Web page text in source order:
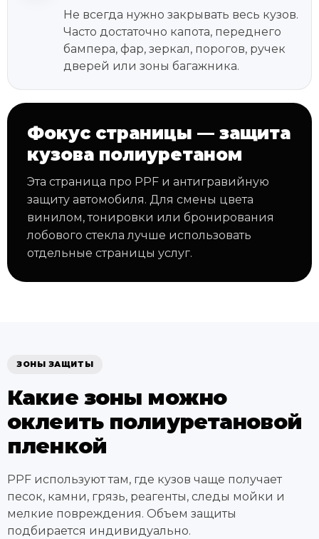
Не всегда нужно закрывать весь кузов.
Часто достаточно капота, переднего
бампера, фар, зеркал, порогов, ручек
дверей или зоны багажника.
Фокус страницы — защита
кузова полиуретаном
Эта страница про PPF и антигравийную
защиту автомобиля. Для смены цвета
винилом, тонировки или бронирования
лобового стекла лучше использовать
отдельные страницы услуг.
ЗОНЫ ЗАЩИТЫ
Какие зоны можно
оклеить полиуретановой
пленкой
PPF используют там, где кузов чаще получает
песок, камни, грязь, реагенты, следы мойки и
мелкие повреждения. Объем защиты
подбирается индивидуально.